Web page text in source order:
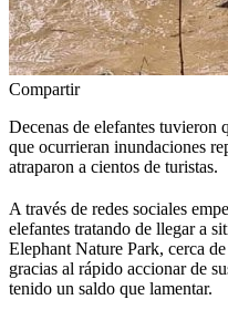
Compartir
Decenas de elefantes tuvieron
que ocurrieran inundaciones
atraparon a cientos de turistas.
A través de redes sociales
elefantes tratando de llegar a
Elephant Nature Park, cerca
gracias al rápido accionar de
tenido un saldo que lamentar.